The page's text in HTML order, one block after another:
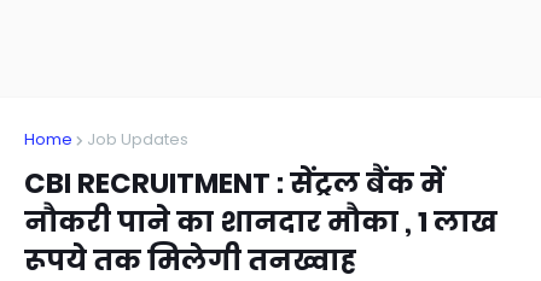
Home Job Updates
CBI RECRUITMENT : सेंट्रल बैंक में
नौकरी पाने का शानदार मौका , 1 लाख
रूपये तक मिलेगी तनख्वाह